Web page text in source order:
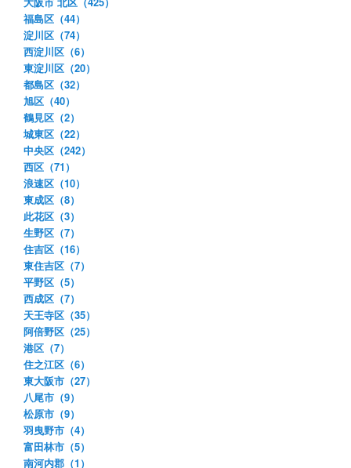
福島区（44）
淀川区（74）
西淀川区（6）
東淀川区（20）
都島区（32）
旭区（40）
鶴見区（2）
城東区（22）
中央区（242）
西区（71）
浪速区（10）
東成区（8）
此花区（3）
生野区（7）
住吉区（16）
東住吉区（7）
平野区（5）
西成区（7）
天王寺区（35）
阿倍野区（25）
港区（7）
住之江区（6）
東大阪市（27）
八尾市（9）
松原市（9）
羽曳野市（4）
富田林市（5）
南河内郡（1）